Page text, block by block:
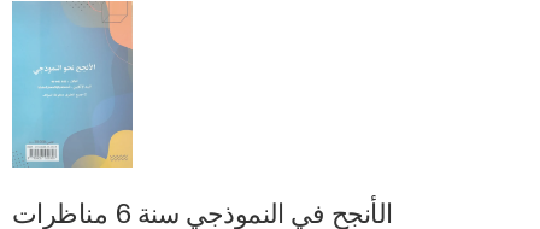
الأنجح في النموذجي سنة 6 مناظرات